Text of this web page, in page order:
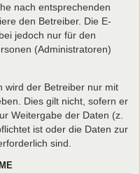
nach entsprechenden
den Betreiber. Die E-
jedoch nur für den
(Administratoren)
wird der Betreiber nur mit
Dies gilt nicht, sofern er
Weitergabe der Daten (z.
ist oder die Daten zur
sind.